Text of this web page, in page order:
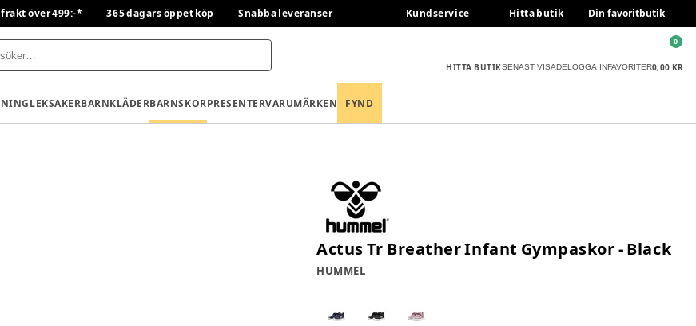
över 499:-* 365 dagars öppet köp Snabba leveranser Kundservice Hitta butik Din favoritbutik
HITTA BUTIKSENAST VISADELOGGA INFAVORITER0,00 KR
0
LEKSAKERBARNKLÄDERBARNSKORPRESENTERVARUMÄRKEN FYND
Actus Tr Breather Infant Gympaskor - Black
HUMMEL